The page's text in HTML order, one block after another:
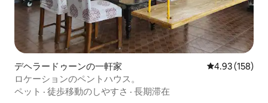
デヘラードゥーンの一軒家 レビュー158
4.93 (158)
ロケーションのペントハウス。
ペット · 徒歩移動のしやすさ · 長期滞在